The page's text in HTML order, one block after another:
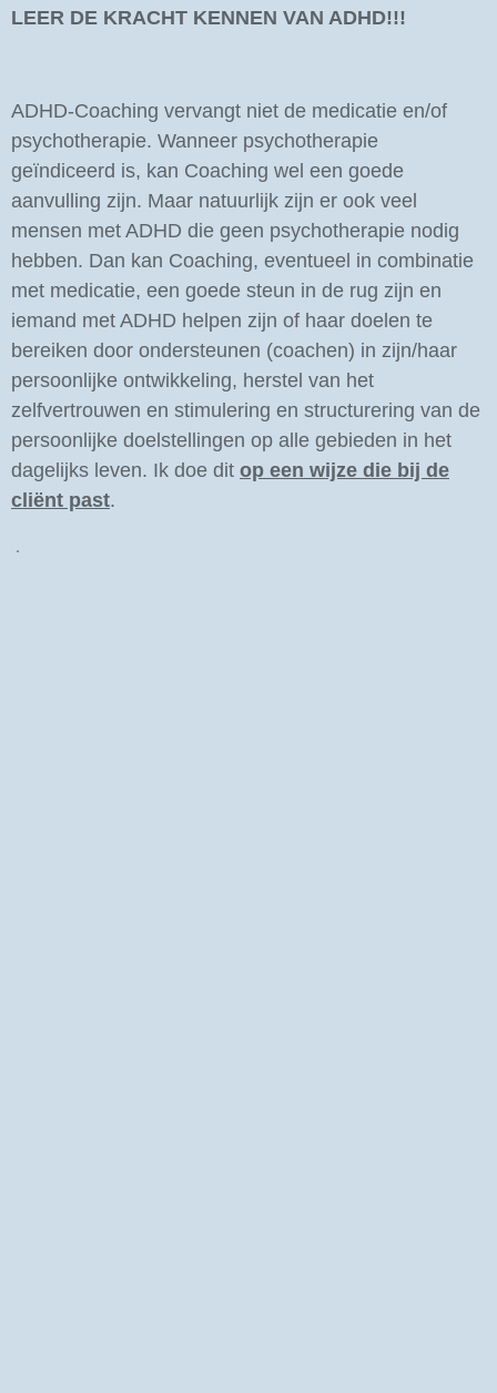
LEER DE KRACHT KENNEN VAN ADHD!!!
ADHD-Coaching vervangt niet de medicatie en/of
psychotherapie. Wanneer psychotherapie
geïndiceerd is, kan Coaching wel een goede
aanvulling zijn. Maar natuurlijk zijn er ook veel
mensen met ADHD die geen psychotherapie nodig
hebben. Dan kan Coaching, eventueel in combinatie
met medicatie, een goede steun in de rug zijn en
iemand met ADHD helpen zijn of haar doelen te
bereiken door ondersteunen (coachen) in zijn/haar
persoonlijke ontwikkeling, herstel van het
zelfvertrouwen en stimulering en structurering van de
persoonlijke doelstellingen op alle gebieden in het
dagelijks leven. Ik doe dit op een wijze die bij de
cliënt past.
.